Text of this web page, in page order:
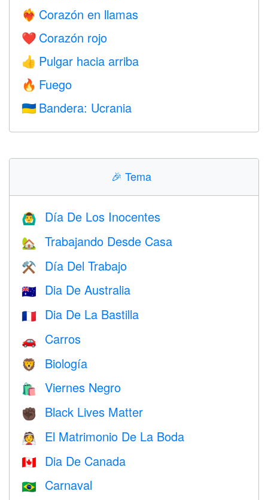
❤️‍🔥 Corazón en llamas
❤️ Corazón rojo
👍 Pulgar hacia arriba
🔥 Fuego
🇺🇦 Bandera: Ucrania
🎉 Tema
🙆‍♂️ Día De Los Inocentes
🏡 Trabajando Desde Casa
⚒️ Día Del Trabajo
🇦🇺 Dia De Australia
🇫🇷 Dia De La Bastilla
🚗 Carros
🦁 Biología
🛍 Viernes Negro
✊🏿 Black Lives Matter
👰 El Matrimonio De La Boda
🇨🇦 Dia De Canada
🇧🇷 Carnaval